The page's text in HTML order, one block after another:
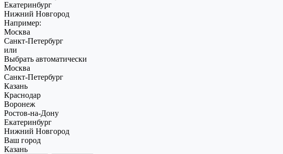
Екатеринбург
Нижний Новгород
Например:
Москва
Санкт-Петербург
или
Выбрать автоматически
Москва
Санкт-Петербург
Казань
Краснодар
Воронеж
Ростов-на-Дону
Екатеринбург
Нижний Новгород
Ваш город
Казань